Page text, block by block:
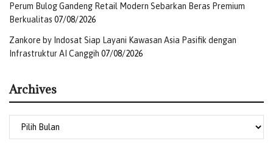
Perum Bulog Gandeng Retail Modern Sebarkan Beras Premium
Berkualitas 07/08/2026
Zankore by Indosat Siap Layani Kawasan Asia Pasifik dengan
Infrastruktur AI Canggih 07/08/2026
Archives